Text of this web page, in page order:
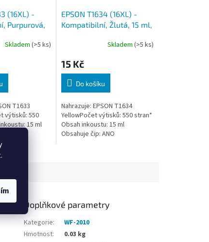
(16XL) -
Purpurová,
Skladem(>5 ks)
T1633
výtisků: 550
15 ml
EPSON T1634 (16XL) -
Kompatibilní, Žlutá, 15 ml,
Skladem (>5 ks)
15 Kč
Do košíku
Nahrazuje: EPSON T1634
YellowPočet výtisků: 550 stran*
Obsah inkoustu: 15 ml
Obsahuje čip: ANO
Doplňkové parametry
Kategorie:
WF-2010
Hmotnost:
0.03 kg